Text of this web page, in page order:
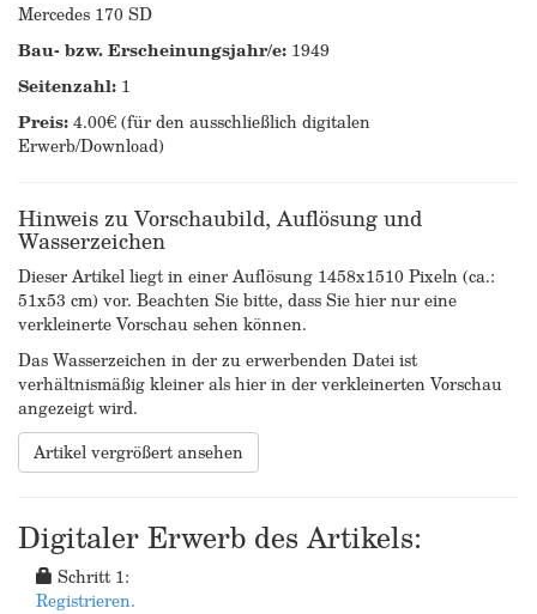
Mercedes 170 SD
Bau- bzw. Erscheinungsjahr/e: 1949
Seitenzahl: 1
Preis:4.00€ (für den ausschließlich digitalen
Erwerb/Download)
Hinweis zu Vorschaubild, Auflösung und
Wasserzeichen
Dieser Artikel liegt in einer Auflösung 1458x1510 Pixeln (ca.:
51x53 cm) vor. Beachten Sie bitte, dass Sie hier nur eine
verkleinerte Vorschau sehen können.
Das Wasserzeichen in der zu erwerbenden Datei ist
verhältnismäßig kleiner als hier in der verkleinerten Vorschau
angezeigt wird.
Artikel vergrößert ansehen
Digitaler Erwerb des Artikels:
Schritt 1:
Registrieren.